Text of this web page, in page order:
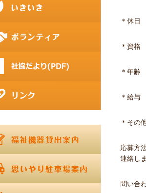
＊休日
＊資格
＊年齢
＊給
＊そ
応募方
連絡し
問い合